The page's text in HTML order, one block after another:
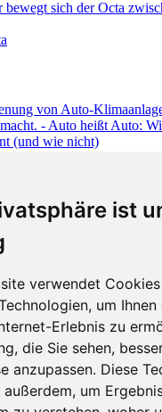
ist
verwendet
um Ihnen
Erlebnis zu
die Sie sehen,
anzupassen. Diese
um
man die Klimaanlage
mit dem Jaguar